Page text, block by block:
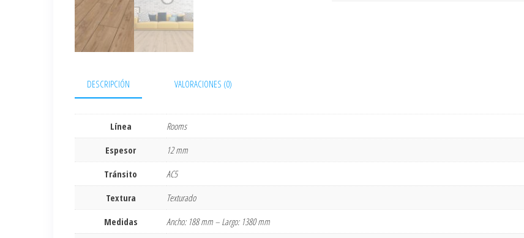
DESCRIPCIÓN VALORACIONES (0)
Línea
Rooms
Espesor
12 mm
Tránsito
AC5
Textura
Texturado
Medidas
Ancho: 188 mm – Largo: 1380 mm